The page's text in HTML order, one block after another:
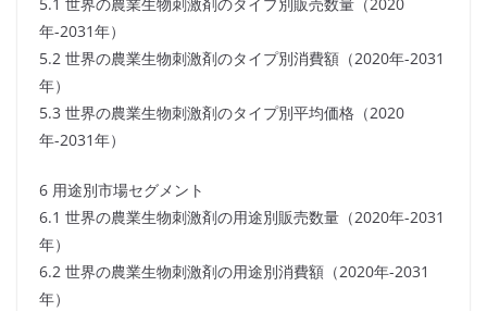
年-2031年）
5.2 世界の農業生物刺激剤のタイプ別消費額（2020年-2031
年）
5.3 世界の農業生物刺激剤のタイプ別平均価格（2020
年-2031年）
6 用途別市場セグメント
6.1 世界の農業生物刺激剤の用途別販売数量（2020年-2031
年）
6.2 世界の農業生物刺激剤の用途別消費額（2020年-2031
年）